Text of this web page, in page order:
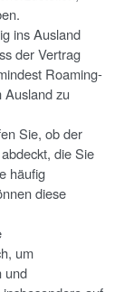
ins Ausland
der Vertrag
Roaming-
Ausland zu
Sie, ob der
die Sie
häufig
diese
um
und